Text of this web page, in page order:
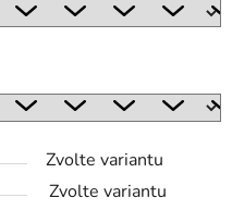
Zvolte variantu
Zvolte variantu